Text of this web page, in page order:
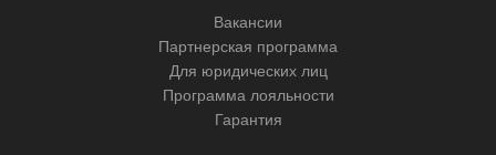
Вакансии
Партнерская программа
Для юридических лиц
Программа лояльности
Гарантия